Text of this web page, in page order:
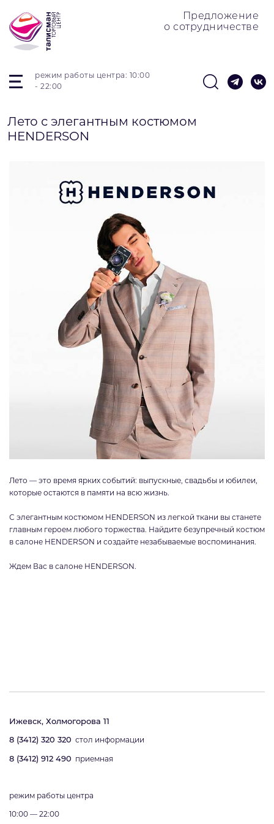
режим работы центра: 10:00
- 22:00
Предложение
о сотрудничестве
Лето с элегантным костюмом
HENDERSON
Лето — это время ярких событий: выпускные, свадьбы и юбилеи,
которые остаются в памяти на всю жизнь.
С элегантным костюмом HENDERSON из легкой ткани вы станете
главным героем любого торжества. Найдите безупречный костюм
в салоне HENDERSON и создайте незабываемые воспоминания.
Ждем Вас в салоне HENDERSON.
Ижевск, Холмогорова 11
8 (3412) 320 320 стол информации
8 (3412) 912 490 приемная
режим работы центра
10:00 — 22:00